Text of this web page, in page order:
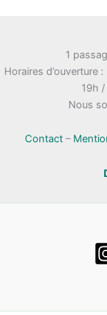
1
Horaires d’ouverture
19h
Nous
Contact–